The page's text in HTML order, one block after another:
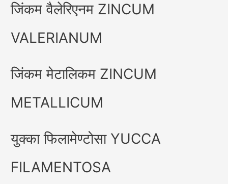
जिंकम वैलेरिएनम ZINCUM
VALERIANUM
जिंकम मेटालिकम ZINCUM
METALLICUM
युक्का फिलामेण्टोसा YUCCA
FILAMENTOSA